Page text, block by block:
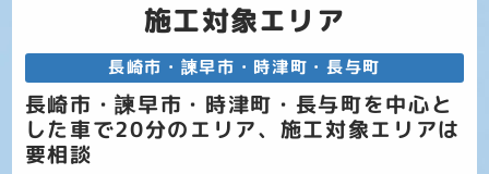
施工対象エリア
長崎市・諫早市・時津町・長与町
長崎市・諫早市・時津町・長与町を中心と
した車で20分のエリア、施工対象エリアは
要相談